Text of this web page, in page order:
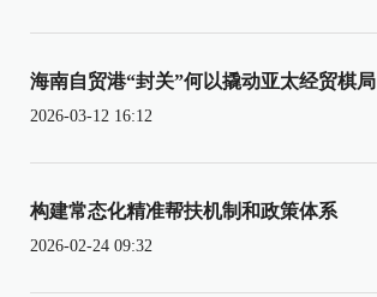
海南自贸港“封关”何以撬动亚太经贸棋局
2026-03-12 16:12
构建常态化精准帮扶机制和政策体系
2026-02-24 09:32